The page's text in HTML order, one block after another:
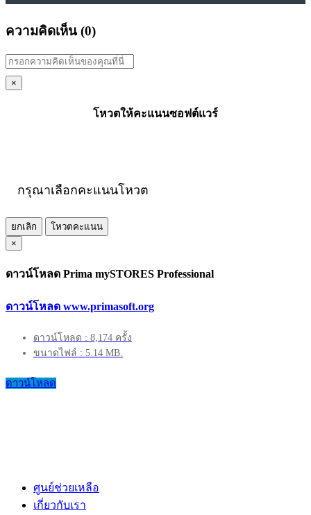
ความคิดเห็น (0)
×
โหวตให้คะแนนซอฟต์แวร์
กรุณาเลือกคะแนนโหวต
ยกเลิก
โหวตคะแนน
×
ดาวน์โหลด Prima mySTORES Professional
ดาวน์โหลด www.primasoft.org
ดาวน์โหลด : 8,174 ครั้ง
ขนาดไฟล์ : 5.14 MB.
ดาวน์โหลด
ศูนย์ช่วยเหลือ
เกี่ยวกับเรา